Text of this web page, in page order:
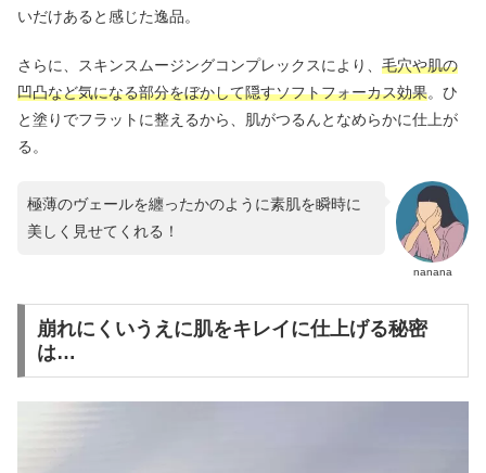
いだけあると感じた逸品。
さらに、スキンスムージングコンプレックスにより、 毛穴や肌の
凹凸など気になる部分をぼかして隠すソフトフォーカス効果。ひ
と塗りでフラットに整えるから、肌がつるんとなめらかに仕上が
る。
nanana
極薄のヴェールを纏ったかのように素肌を瞬時に
美しく見せてくれる！
崩れにくいうえに肌をキレイに仕上げる秘密
は…